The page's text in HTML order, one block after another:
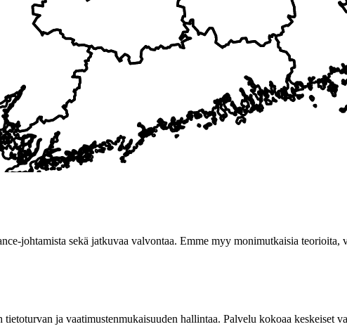
johtamista sekä jatkuvaa valvontaa. Emme myy monimutkaisia teorioita,
ja vaatimustenmukaisuuden hallintaa. Palvelu kokoaa keskeiset